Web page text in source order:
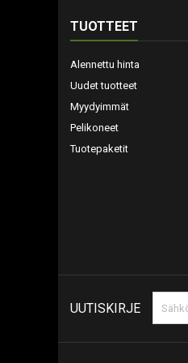
TUOTTEET
Alennettu hinta
Uudet tuotteet
Myydyimmät
Pelikoneet
Tuotepaketit
UUTISKIRJE